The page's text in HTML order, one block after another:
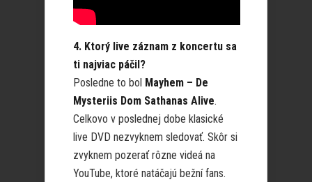
4. Ktorý live záznam z koncertu sa
ti najviac páčil?
Posledne to bol Mayhem – De
Mysteriis Dom Sathanas Alive.
Celkovo v poslednej dobe klasické
live DVD nezvyknem sledovať. Skôr si
zvyknem pozerať rôzne videá na
YouTube, ktoré natáčajú bežní fans.